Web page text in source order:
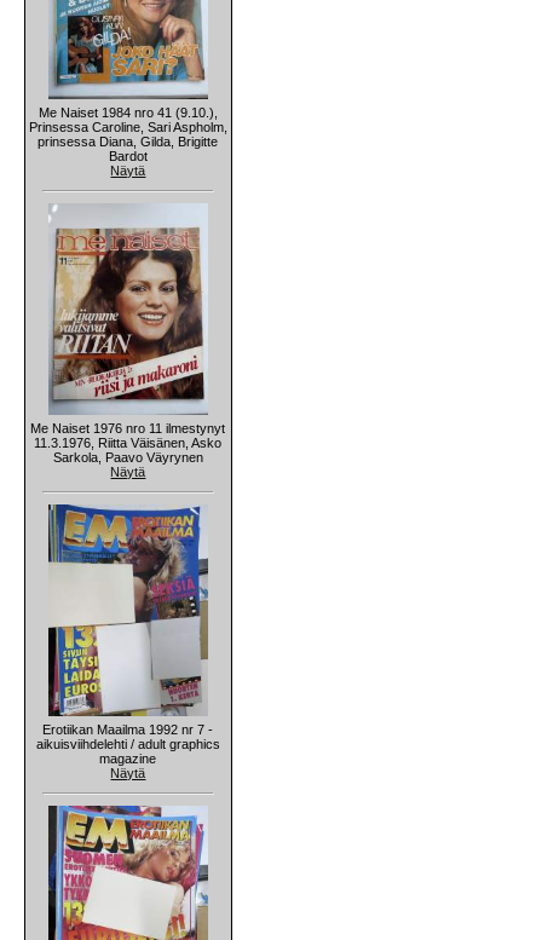
Me Naiset 1984 nro 41 (9.10.),
Prinsessa Caroline, Sari Aspholm,
prinsessa Diana, Gilda, Brigitte
Bardot
Näytä
Me Naiset 1976 nro 11 ilmestynyt
11.3.1976, Riitta Väisänen, Asko
Sarkola, Paavo Väyrynen
Näytä
Erotiikan Maailma 1992 nr 7 -
aikuisviihdelehti / adult graphics
magazine
Näytä